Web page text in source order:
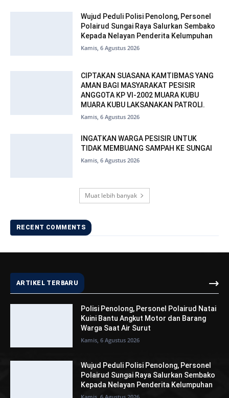
Wujud Peduli Polisi Penolong, Personel
Polairud Sungai Raya Salurkan Sembako
Kepada Nelayan Penderita Kelumpuhan
Kamis, 6 Agustus 2026
CIPTAKAN SUASANA KAMTIBMAS YANG
AMAN BAGI MASYARAKAT PESISIR
ANGGOTA KP VI-2002 MUARA KUBU
MUARA KUBU LAKSANAKAN PATROLI.
Kamis, 6 Agustus 2026
INGATKAN WARGA PESISIR UNTUK
TIDAK MEMBUANG SAMPAH KE SUNGAI
Kamis, 6 Agustus 2026
Muat lebih banyak
RECENT COMMENTS
ARTIKEL TERBARU
Polisi Penolong, Personel Polairud Natai
Kuini Bantu Angkut Motor dan Barang
Warga Saat Air Surut
Kamis, 6 Agustus 2026
Wujud Peduli Polisi Penolong, Personel
Polairud Sungai Raya Salurkan Sembako
Kepada Nelayan Penderita Kelumpuhan